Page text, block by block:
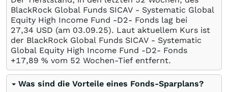
BlackRock Global Funds SICAV - Systematic Global
Equity High Income Fund -D2- Fonds lag bei
27,34 USD (am 03.09.25). Laut aktuellem Kurs ist
der BlackRock Global Funds SICAV - Systematic
Global Equity High Income Fund -D2- Fonds
+17,89 % vom 52 Wochen-Tief entfernt.
Was sind die Vorteile eines Fonds-Sparplans?